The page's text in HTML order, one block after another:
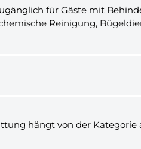
für Gäste mit
Reinigung,
hängt von der Kategorie